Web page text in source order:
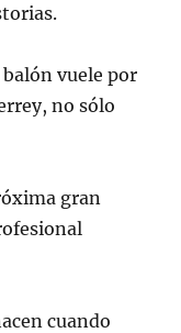
vuele por
no sólo
gran
cuando